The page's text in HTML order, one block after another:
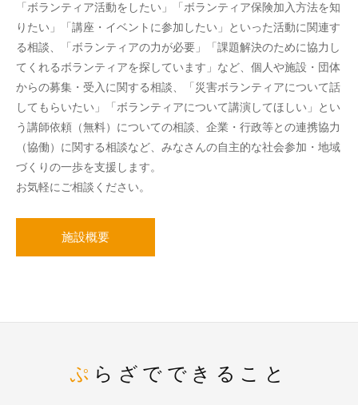
「ボランティア活動をしたい」「ボランティア保険加入方法を知
りたい」「講座・イベントに参加したい」といった活動に関連す
る相談、「ボランティアの力が必要」「課題解決のために協力し
てくれるボランティアを探しています」など、個人や施設・団体
からの募集・受入に関する相談、「災害ボランティアについて話
してもらいたい」「ボランティアについて講演してほしい」とい
う講師依頼（無料）についての相談、企業・行政等との連携協力
（協働）に関する相談など、みなさんの自主的な社会参加・地域
づくりの一歩を支援します。
お気軽にご相談ください。
施設概要
ぷらざでできること